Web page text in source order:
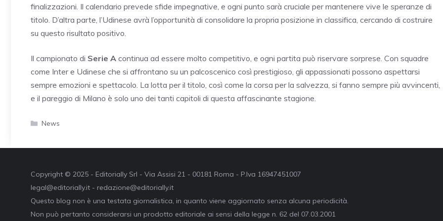
finalizzazioni. Il calendario prevede sfide impegnative, e ogni punto sarà cruciale per mantenere vive le speranze di
titolo. D’altra parte, l’Udinese avrà l’opportunità di consolidare la propria posizione in classifica, cercando di costruire
su questo risultato positivo.
Il campionato di Serie A continua ad essere molto competitivo, e ogni partita può riservare sorprese. Con squadre
come Inter e Udinese che si affrontano su un palcoscenico così prestigioso, gli appassionati possono aspettarsi
sempre emozioni e spettacolo. La lotta per il titolo, così come la corsa per la salvezza, si fanno sempre più avvincenti,
e il pareggio di Milano è solo uno dei tanti capitoli di questa affascinante stagione.
Categorie
News
Copyright © 2025 - Editorially Srl - Via Assisi 21 - 00181 Roma - P.Iva 16947451007
legal@editorially.it - redazione@editorially.it
Questo blog non è una testata giornalistica, in quanto viene aggiornato senza alcuna periodicità.
Non può pertanto considerarsi un prodotto editoriale ai sensi della legge n. 62 del 07.03.2001